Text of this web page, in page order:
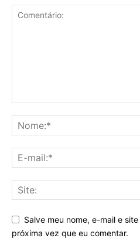
Salve meu nome, e-mail e
próxima vez que eu comentar.